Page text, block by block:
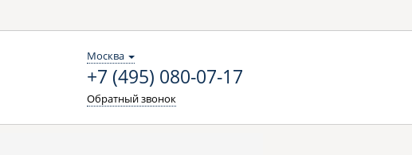
Москва
+7 (495) 080-07-17
Обратный звонок